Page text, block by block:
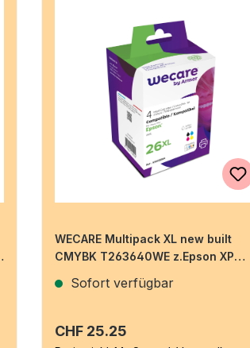
WECARE Multipack XL new built
CMYBK T263640WE z.Epson XP
Sofort verfügbar
Regulärer Preis:
CHF 25.25